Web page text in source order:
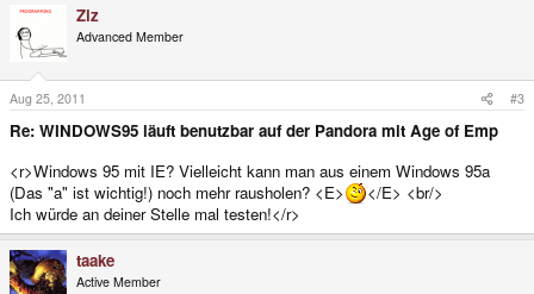
Ziz
Advanced Member
Aug 25, 2011 #3
Re: WINDOWS95 läuft benutzbar auf der Pandora mit Age of Emp
<r>Windows 95 mit IE? Vielleicht kann man aus einem Windows 95a
(Das "a" ist wichtig!) noch mehr rausholen? <E>
</E> <br/>
Ich würde an deiner Stelle mal testen!</r>
taake
Active Member